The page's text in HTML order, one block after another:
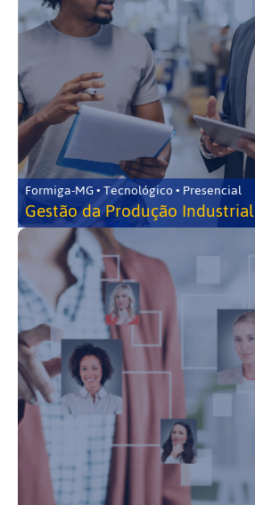
Formiga-MG • Tecnológico • Presencial
Gestão da Produção Industrial